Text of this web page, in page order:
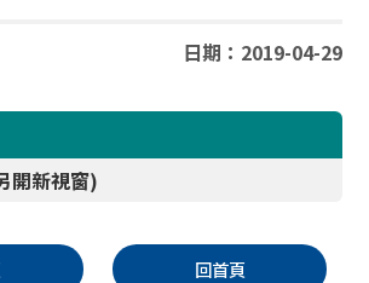
日期：2019-04-29
開新視窗)
回首頁